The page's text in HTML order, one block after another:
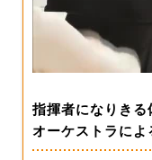
指揮者になりき
オーケストラによ